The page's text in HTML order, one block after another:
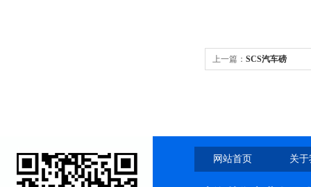
上一篇： SCS汽车磅
网站首页 关